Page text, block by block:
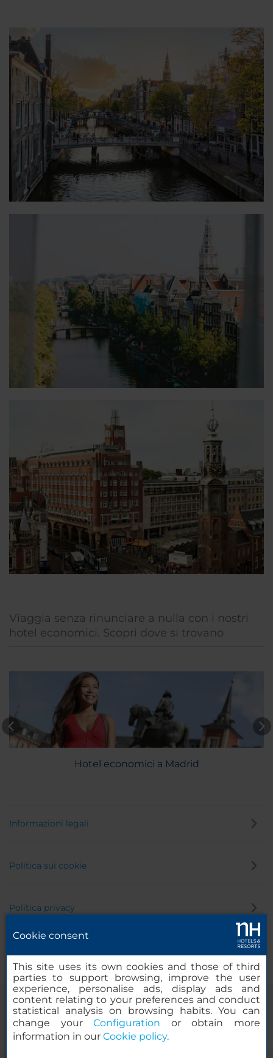
Viaggia senza rinunciare a nulla con i nostri
hotel economici. Scopri dove si trovano
Hotel economici a Madrid
Informazioni legali
Politica sui cookie
Politica privacy
Cookie consent
This site uses its own cookies and those of third
parties to support browsing, improve the user
experience, personalise ads, display ads and
content relating to your preferences and conduct
statistical analysis on browsing habits. You can
change yourConfiguration or obtain more
information in our Cookie policy.